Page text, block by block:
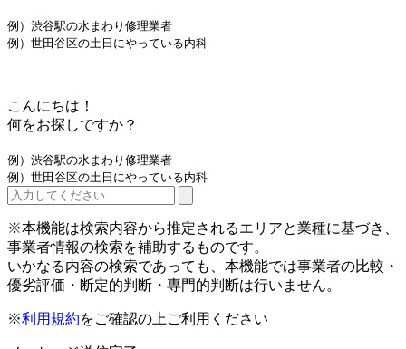
例）渋谷駅の水まわり修理業者
例）世田谷区の土日にやっている内科
こんにちは！
何をお探しですか？
例）渋谷駅の水まわり修理業者
例）世田谷区の土日にやっている内科
※本機能は検索内容から推定されるエリアと業種に基づき、
事業者情報の検索を補助するものです。
いかなる内容の検索であっても、本機能では事業者の比較・
優劣評価・断定的判断・専門的判断は行いません。
※利用規約をご確認の上ご利用ください